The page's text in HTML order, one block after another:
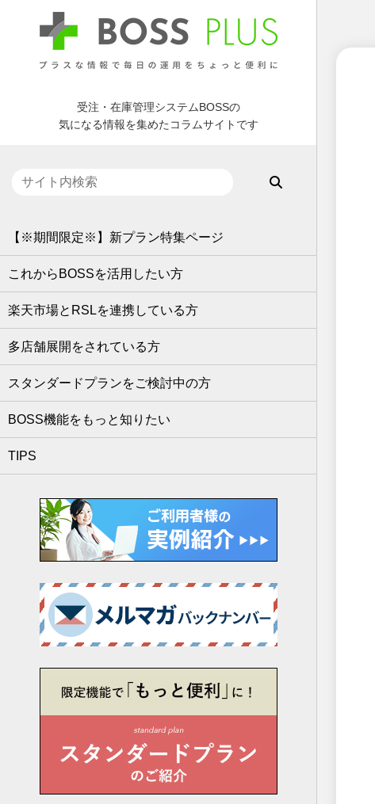
受注・在庫管理システムBOSSの
気になる情報を集めたコラムサイトです
【※期間限定※】新プラン特集ページ
これからBOSSを活用したい方
楽天市場とRSLを連携している方
多店舗展開をされている方
スタンダードプランをご検討中の方
BOSS機能をもっと知りたい
TIPS